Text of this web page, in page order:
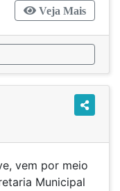
Veja Mais
vem por meio
Municipal